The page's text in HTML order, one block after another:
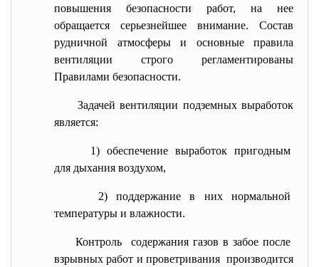
повышения безопасности работ, на нее
обращается серьезнейшее внимание. Состав
рудничной атмосферы и основные правила
вентиляции строго регламентированы
Правилами безопасности.
Задачей вентиляции подземных выработок
является:
1) обеспечение выработок пригодным
для дыхания воздухом,
2) поддержание в них нормальной
температуры и влажности.
Контроль содержания газов в забое после
взрывных работ и проветривания производится